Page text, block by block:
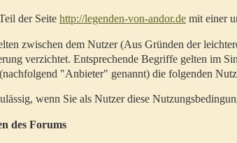
der Seite http://legenden-von-andor.de mit einer
zwischen dem Nutzer (Aus Gründen der
verzichtet. Entsprechende Begriffe gelten im
"Anbieter" genannt) die folgenden
wenn Sie als Nutzer diese
des Forums